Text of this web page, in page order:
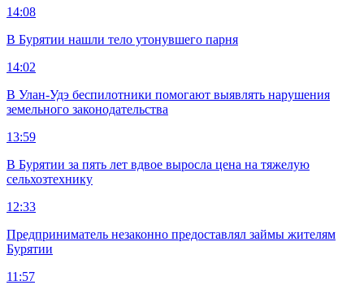
14:08
В Бурятии нашли тело утонувшего парня
14:02
В Улан-Удэ беспилотники помогают выявлять нарушения
земельного законодательства
13:59
В Бурятии за пять лет вдвое выросла цена на тяжелую
сельхозтехнику
12:33
Предприниматель незаконно предоставлял займы жителям
Бурятии
11:57